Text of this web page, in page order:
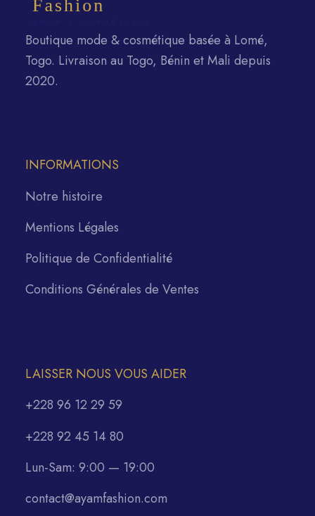
Boutique mode & cosmétique basée à Lomé,
Togo. Livraison au Togo, Bénin et Mali depuis
2020.
INFORMATIONS
Notre histoire
Mentions Légales
Politique de Confidentialité
Conditions Générales de Ventes
LAISSER NOUS VOUS AIDER
+228 96 12 29 59
+228 92 45 14 80
Lun-Sam: 9:00 — 19:00
contact@ayamfashion.com